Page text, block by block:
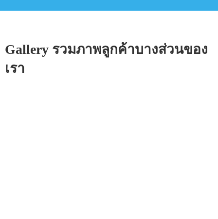
Gallery รวมภาพลูกค้าบางส่วนของ
เรา